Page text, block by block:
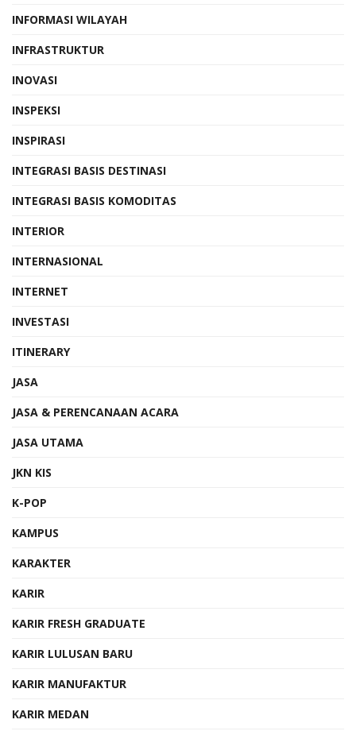
INFORMASI WILAYAH
INFRASTRUKTUR
INOVASI
INSPEKSI
INSPIRASI
INTEGRASI BASIS DESTINASI
INTEGRASI BASIS KOMODITAS
INTERIOR
INTERNASIONAL
INTERNET
INVESTASI
ITINERARY
JASA
JASA & PERENCANAAN ACARA
JASA UTAMA
JKN KIS
K-POP
KAMPUS
KARAKTER
KARIR
KARIR FRESH GRADUATE
KARIR LULUSAN BARU
KARIR MANUFAKTUR
KARIR MEDAN